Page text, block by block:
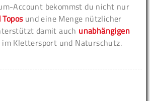
Account bekommst du nicht nur
und eine Menge nützlicher
damit auch unabhängigen
im Klettersport und Naturschutz.